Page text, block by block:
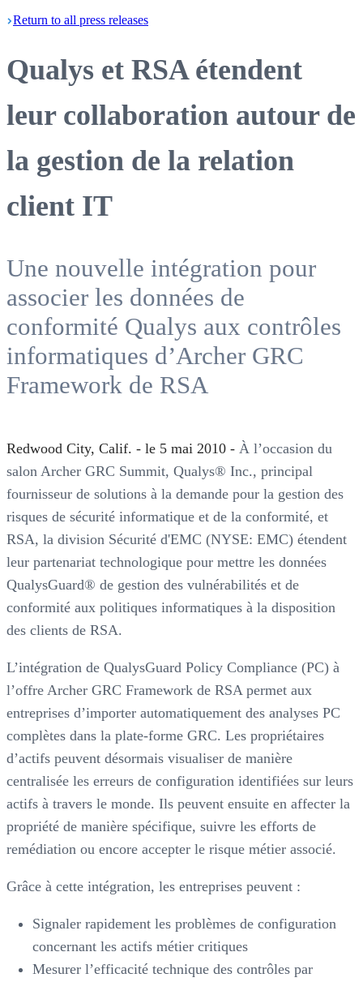
Return to all press releases
Qualys et RSA étendent
leur collaboration autour de
la gestion de la relation
client IT
Une nouvelle intégration pour
associer les données de
conformité Qualys aux contrôles
informatiques d’Archer GRC
Framework de RSA
Redwood City, Calif. - le 5 mai 2010 - À l’occasion du
salon Archer GRC Summit, Qualys® Inc., principal
fournisseur de solutions à la demande pour la gestion des
risques de sécurité informatique et de la conformité, et
RSA, la division Sécurité d'EMC (NYSE: EMC) étendent
leur partenariat technologique pour mettre les données
QualysGuard® de gestion des vulnérabilités et de
conformité aux politiques informatiques à la disposition
des clients de RSA.
L’intégration de QualysGuard Policy Compliance (PC) à
l’offre Archer GRC Framework de RSA permet aux
entreprises d’importer automatiquement des analyses PC
complètes dans la plate-forme GRC. Les propriétaires
d’actifs peuvent désormais visualiser de manière
centralisée les erreurs de configuration identifiées sur leurs
actifs à travers le monde. Ils peuvent ensuite en affecter la
propriété de manière spécifique, suivre les efforts de
remédiation ou encore accepter le risque métier associé.
Grâce à cette intégration, les entreprises peuvent :
Signaler rapidement les problèmes de configuration
concernant les actifs métier critiques
Mesurer l’efficacité technique des contrôles par